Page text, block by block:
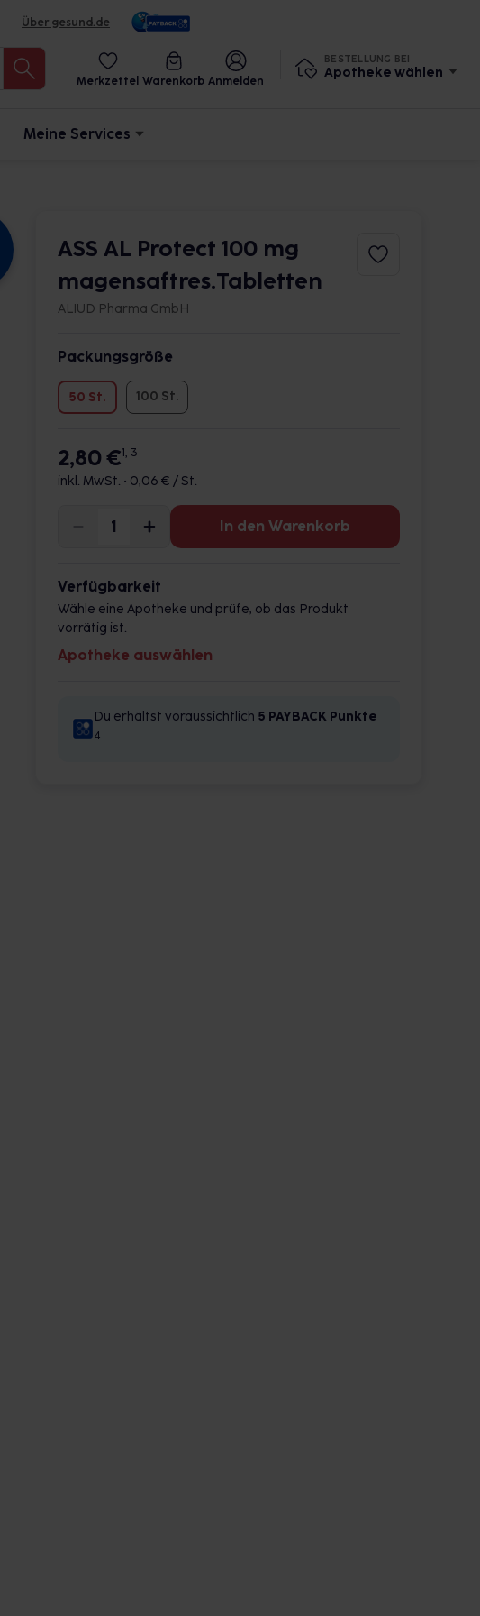
Über gesund.de
Merkzettel Warenkorb Anmelden
BESTELLUNG BEI
Apotheke wählen
Meine Services
ASS AL Protect 100 mg
magensaftres.Tabletten
ALIUD Pharma GmbH
Packungsgröße
50 St. 100 St.
2,80 €1, 3
inkl. MwSt. • 0,06 € / St.
In den Warenkorb
Verfügbarkeit
Wähle eine Apotheke und prüfe, ob das Produkt
vorrätig ist.
Apotheke auswählen
Du erhältst voraussichtlich 5 PAYBACK Punkte
4